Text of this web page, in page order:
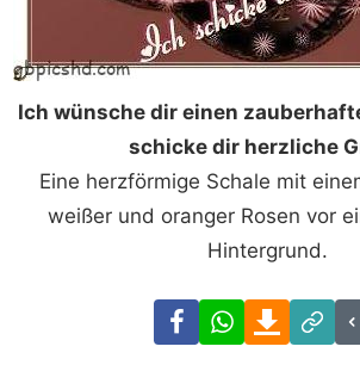
Ich wünsche dir einen
schicke dir herzliche
Eine herzförmige Schale mit
weißer und oranger Rosen vor
Hintergrund.
FacebookWhatsApp
Link